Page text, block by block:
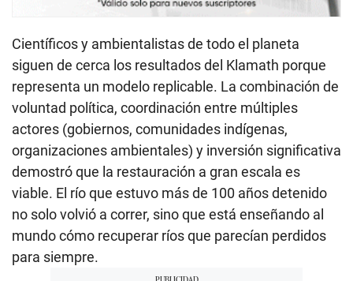
Científicos y ambientalistas de todo el planeta
siguen de cerca los resultados del Klamath porque
representa un modelo replicable. La combinación de
voluntad política, coordinación entre múltiples
actores (gobiernos, comunidades indígenas,
organizaciones ambientales) y inversión significativa
demostró que la restauración a gran escala es
viable. El río que estuvo más de 100 años detenido
no solo volvió a correr, sino que está enseñando al
mundo cómo recuperar ríos que parecían perdidos
para siempre.